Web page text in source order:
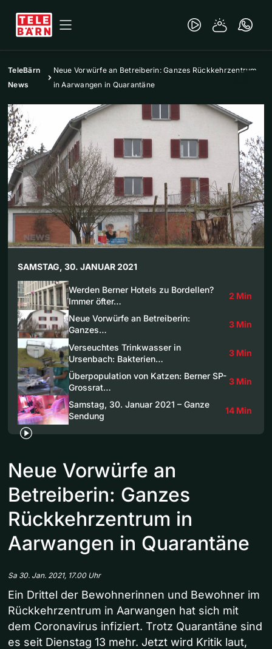
TeleBärn
News
Neue Vorwürfe an Betreiberin: Ganzes Rückkehrzentrum
in Aarwangen in Quarantäne
SAMSTAG, 30. JANUAR 2021
Werden Berner Hotels zu Bordellen?
Immer öfter…
2 Min
Neue Vorwürfe an Betreiberin:
Ganzes…
3 Min
Verseuchtes Trinkwasser in
Ursenbach: Bakterien…
3 Min
Überpopulation von Katzen: Berner SP-
Grossrat…
3 Min
Samstag, 30. Januar 2021 – Ganze
Sendung
14 Min
Neue Vorwürfe an
Betreiberin: Ganzes
Rückkehrzentrum in
Aarwangen in Quarantäne
Sa 30. Jan. 2021, 17.00 Uhr
Ein Drittel der Bewohnerinnen und Bewohner im
Rückkehrzentrum in Aarwangen hat sich mit
dem Coronavirus infiziert. Trotz Quarantäne sind
es seit Dienstag 13 mehr. Jetzt wird Kritik laut,